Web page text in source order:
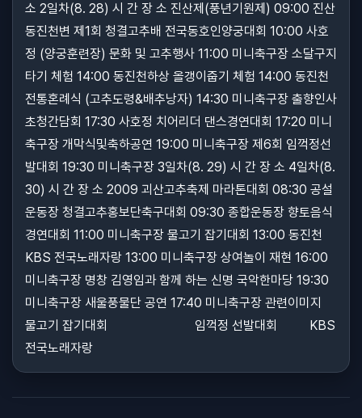
소 2일차(8. 28) 시 간 장 소 진산제(풍년기원제) 09:00 진산
동진천변 제1회 청결고추배 전국동호인양궁대회 10:00 사호
정 (양궁훈련장) 문화 및 고추행사 11:00 미니축구장 소달구지
타기 체험 14:00 동진천하상 올갱이줍기 체험 14:00 동진천
전통혼례식 (고추도령&배추낭자) 14:30 미니축구장 출향인사
초청간담회 17:30 사호정 치어리더 댄스경연대회 17:20 미니
축구장 개막식및축하공연 19:00 미니축구장 제6회 임꺽정선
발대회 19:30 미니축구장 3일차(8. 29) 시 간 장 소 4일차(8.
30) 시 간 장 소 2009 괴산고추축제 마라톤대회 08:30 공설
운동장 청결고추홍보단축구대회 09:30 종합운동장 향토음식
경연대회 11:00 미니축구장 물고기 잡기대회 13:00 동진천
KBS 전국노래자랑 13:00 미니축구장 상여놀이 재현 16:00
미니축구장 명창 김영임과 함께 하는 신명 국악한마당 19:30
미니축구장 새울풍물단 공연 17:40 미니축구장 관련이미지
물고기 잡기대회 임꺽정 선발대회 KBS
전국노래자랑